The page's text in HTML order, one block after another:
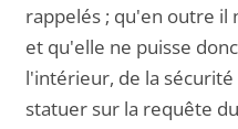
rappelés ; qu'en outre il
et qu'elle ne puisse
l'intérieur, de la
statuer sur la requête du